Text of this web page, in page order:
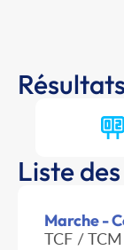
Liste
Marche -
TCF /